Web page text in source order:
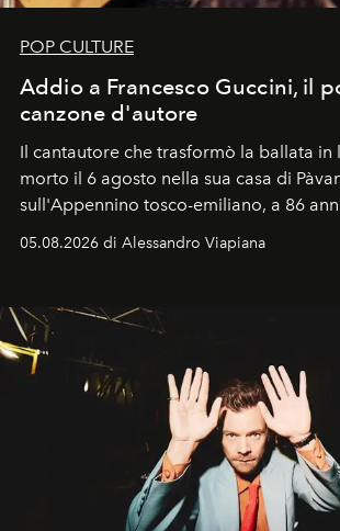
POP CULTURE
Addio a Francesco Guccini, il
canzone d'autore
Il cantautore che trasformò la ballata in
morto il 6 agosto nella sua casa di
sull'Appennino tosco-emiliano, a 86
05.08.2026 di Alessandro Viapiana